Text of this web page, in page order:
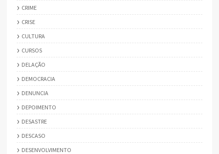
CRIME
CRISE
CULTURA
CURSOS
DELAÇÃO
DEMOCRACIA
DENUNCIA
DEPOIMENTO
DESASTRE
DESCASO
DESENVOLVIMENTO